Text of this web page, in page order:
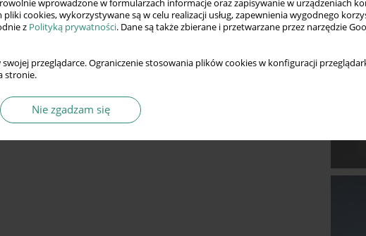
wprowadzone w formularzach informacje oraz zapisywanie w urządzeniach
pliki cookies, wykorzystywane są w celu realizacji usług, zapewnienia wygodnego
z Polityką prywatności. Dane są także zbierane i przetwarzane przez narzędzie
przeglądarce. Ograniczenie stosowania plików cookies w konfiguracji
stronie.
Nie zgadzam się